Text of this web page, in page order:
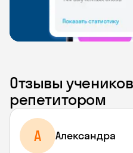
Отзывы
репетитором
A Aлександра